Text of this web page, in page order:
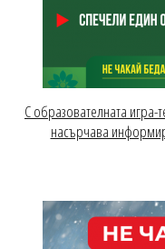
С образователната игра-
насърчава